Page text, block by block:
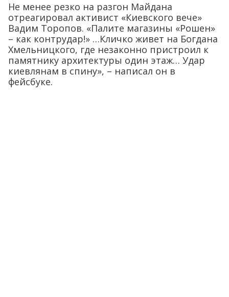
Не менее резко на разгон Майдана
отреагировал активист «Киевского вече»
Вадим Торопов. «Палите магазины «Рошен»
– как контрудар!» …Кличко живет на Богдана
Хмельницкого, где незаконно пристроил к
памятнику архитектуры один этаж… Удар
киевлянам в спину», – написал он в
фейсбуке.